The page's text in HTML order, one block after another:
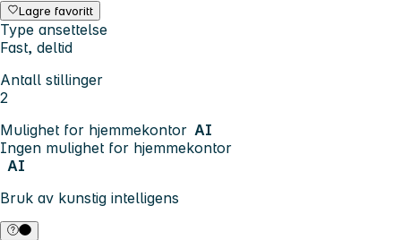
Lagre favoritt
Type ansettelse
Fast, deltid
Antall stillinger
2
Mulighet for hjemmekontor AI
Ingen mulighet for hjemmekontor
AI
Bruk av kunstig intelligens